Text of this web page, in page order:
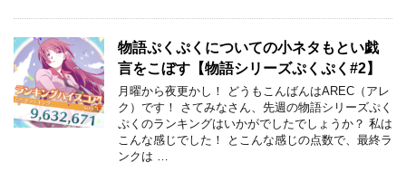
物語ぷくぷくについての小ネタもとい戯
言をこぼす【物語シリーズぷくぷく#2】
月曜から夜更かし！ どうもこんばんはAREC（アレ
ク）です！ さてみなさん、先週の物語シリーズぷく
ぷくのランキングはいかがでしたでしょうか？ 私は
こんな感じでした！ とこんな感じの点数で、最終ラ
ンクは …